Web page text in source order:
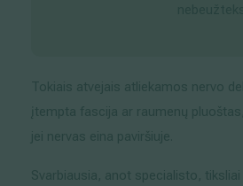
Tokiais atvejais atliekamos nervo
įtempta fascija ar raumenų
jei nervas eina paviršiuje.
Svarbiausia, anot specialisto,